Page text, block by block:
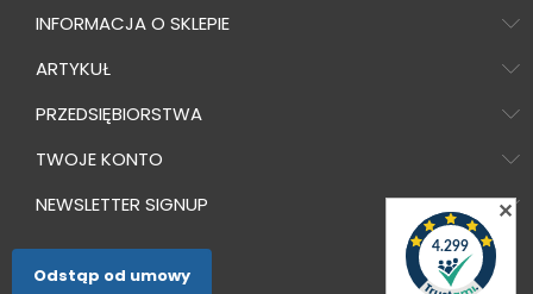
INFORMACJA O SKLEPIE
ARTYKUŁ
PRZEDSIĘBIORSTWA
TWOJE KONTO
NEWSLETTER SIGNUP
Odstąp od umowy
✕